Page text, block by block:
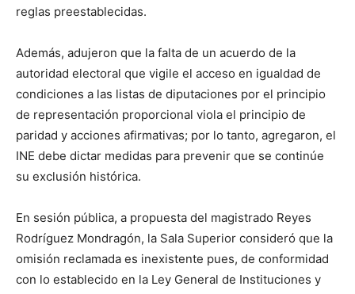
reglas preestablecidas.
Además, adujeron que la falta de un acuerdo de la
autoridad electoral que vigile el acceso en igualdad de
condiciones a las listas de diputaciones por el principio
de representación proporcional viola el principio de
paridad y acciones afirmativas; por lo tanto, agregaron, el
INE debe dictar medidas para prevenir que se continúe
su exclusión histórica.
En sesión pública, a propuesta del magistrado Reyes
Rodríguez Mondragón, la Sala Superior consideró que la
omisión reclamada es inexistente pues, de conformidad
con lo establecido en la Ley General de Instituciones y